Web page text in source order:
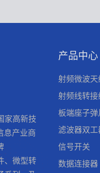
家高新技
息产业商
、微型转
产品中心
射频微波天
射频线转接
板端座子弹
滤波器双
信号开关
数据连接器